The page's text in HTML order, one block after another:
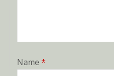
Name *